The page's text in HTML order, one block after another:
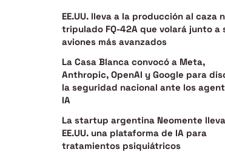
EE.UU. lleva a la producción al caza
tripulado FQ-42A que volará junto a
aviones más avanzados
La Casa Blanca convocó a Meta,
Anthropic, OpenAI y Google para
la seguridad nacional ante los
IA
La startup argentina Neomente
EE.UU. una plataforma de IA para
tratamientos psiquiátricos